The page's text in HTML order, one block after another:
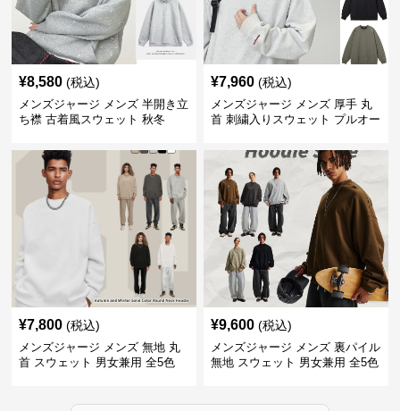
¥8,580 (税込)
メンズジャージ メンズ 半開き立
ち襟 古着風スウェット 秋冬
¥7,960 (税込)
メンズジャージ メンズ 厚手 丸
首 刺繍入りスウェット プルオー
¥7,800 (税込)
メンズジャージ メンズ 無地 丸
首 スウェット 男女兼用 全5色
¥9,600 (税込)
メンズジャージ メンズ 裏パイル
無地 スウェット 男女兼用 全5色